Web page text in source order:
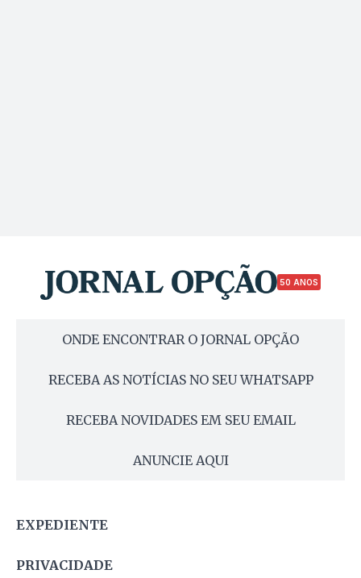
50 ANOS
ONDE ENCONTRAR O JORNAL OPÇÃO
RECEBA AS NOTÍCIAS NO SEU WHATSAPP
RECEBA NOVIDADES EM SEU EMAIL
ANUNCIE AQUI
EXPEDIENTE
PRIVACIDADE